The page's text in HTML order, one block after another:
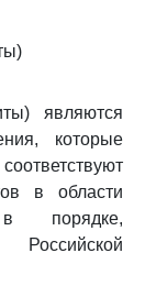
являются
которые
в области
в порядке,